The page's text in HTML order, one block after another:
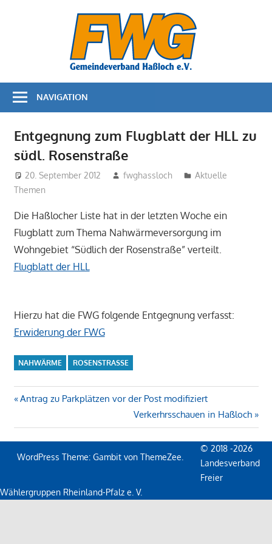
Bürger
FWG
NAVIGATION
Entgegnung zum Flugblatt der HLL zu
südl. Rosenstraße
20. September 2012 fwghassloch
Aktuelle
Themen
Die Haßlocher Liste hat in der letzten Woche ein
Flugblatt zum Thema Nahwärmeversorgung im
Wohngebiet “Südlich der Rosenstraße” verteilt.
Flugblatt der HLL
Hierzu hat die FWG folgende Entgegnung verfasst:
Erwiderung der FWG
NAHWÄRME ROSENSTRASSE
Beitragsnavigation
Vorheriger
Antrag zu Parkplätzen vor der Post modifiziert
Nächster
Beitrag:
Verkerhrsschauen in Haßloch
WordPress Theme: Gambit von ThemeZee.
© 2018 -2026
Landesverband
Freier
Wählergruppen Rheinland-Pfalz e. V.